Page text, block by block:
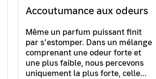
Accoutumance aux odeurs
Même un parfum puissant finit
par s’estomper. Dans un mélange
comprenant une odeur forte et
une plus faible, nous percevons
uniquement la plus forte, celle…